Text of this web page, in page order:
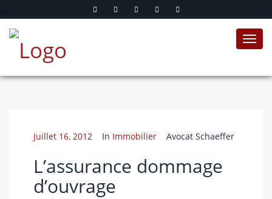
Juillet 16, 2012 In Immobilier Avocat Schaeffer
L’assurance dommage
d’ouvrage